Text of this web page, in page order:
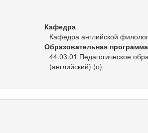
Кафедра
Кафедра английской
Образовательная программа
44.03.01 Педагогическое
(английский) (о)